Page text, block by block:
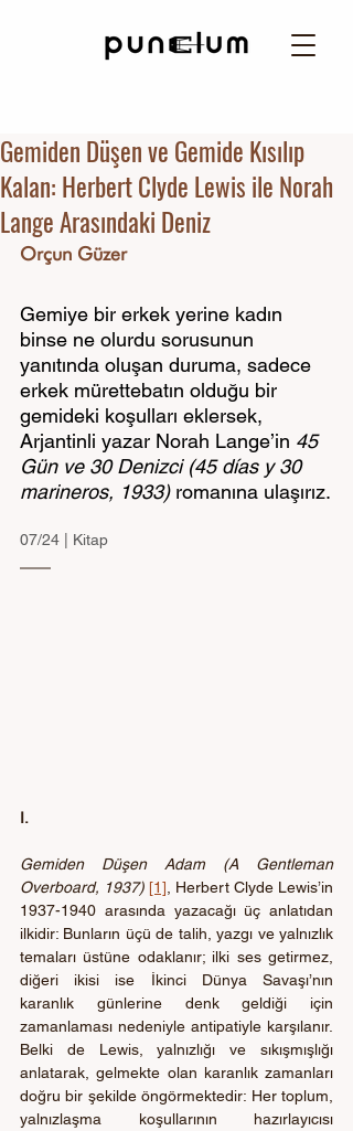
Gemiden Düşen ve Gemide Kısılıp
Kalan: Herbert Clyde Lewis ile Norah
Lange Arasındaki Deniz
Orçun Güzer
Gemiye bir erkek yerine kadın
binse ne olurdu sorusunun
yanıtında oluşan duruma, sadece
erkek mürettebatın olduğu bir
gemideki koşulları eklersek,
Arjantinli yazar Norah Lange’in 45
Gün ve 30 Denizci (45 días y 30
marineros, 1933) romanına ulaşırız.
07/24 | Kitap
I.
Gemiden Düşen Adam (A Gentleman
Overboard, 1937) [1] , Herbert Clyde Lewis’in
1937-1940 arasında yazacağı üç anlatıdan
ilkidir: Bunların üçü de talih, yazgı ve yalnızlık
temaları üstüne odaklanır; ilki ses getirmez,
diğeri ikisi ise İkinci Dünya Savaşı’nın
karanlık günlerine denk geldiği için
zamanlaması nedeniyle antipatiyle karşılanır.
Belki de Lewis, yalnızlığı ve sıkışmışlığı
anlatarak, gelmekte olan karanlık zamanları
doğru bir şekilde öngörmektedir: Her toplum,
yalnızlaşma koşullarının hazırlayıcısı